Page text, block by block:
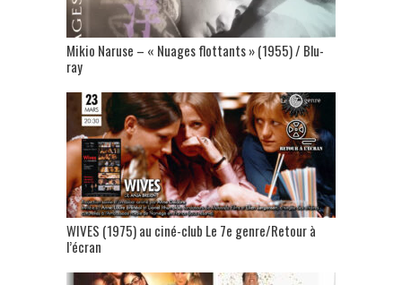
Mikio Naruse – « Nuages flottants » (1955) / Blu-
ray
WIVES (1975) au ciné-club Le 7e genre/Retour à
l’écran